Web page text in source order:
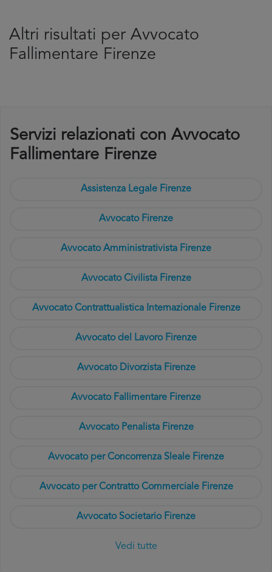
Altri risultati per Avvocato
Fallimentare Firenze
Servizi relazionati con Avvocato
Fallimentare Firenze
Assistenza Legale Firenze
Avvocato Firenze
Avvocato Amministrativista Firenze
Avvocato Civilista Firenze
Avvocato Contrattualistica Internazionale Firenze
Avvocato del Lavoro Firenze
Avvocato Divorzista Firenze
Avvocato Fallimentare Firenze
Avvocato Penalista Firenze
Avvocato per Concorrenza Sleale Firenze
Avvocato per Contratto Commerciale Firenze
Avvocato Societario Firenze
Vedi tutte